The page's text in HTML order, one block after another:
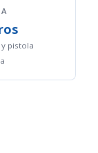
pistola